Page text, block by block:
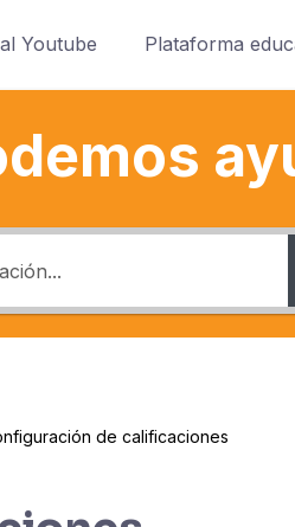
Youtube Plataforma
de calificaciones